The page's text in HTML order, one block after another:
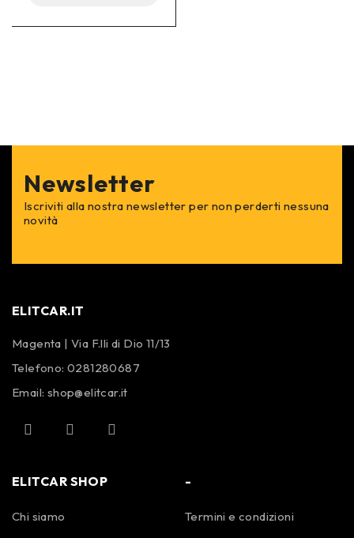
Newsletter
Iscriviti alla nostra newsletter per non perderti nessuna
novità
ELITCAR.IT
Magenta | Via F.lli di Dio 11/13
Telefono:0281280687
Email: shop@elitcar.it
ELITCAR SHOP
Chi siamo
-
Termini e condizioni